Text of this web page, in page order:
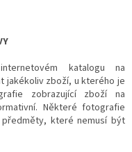
katalogu na
jakékoliv zboží, u kterého je
zobrazující zboží na
Některé fotografie
které nemusí být